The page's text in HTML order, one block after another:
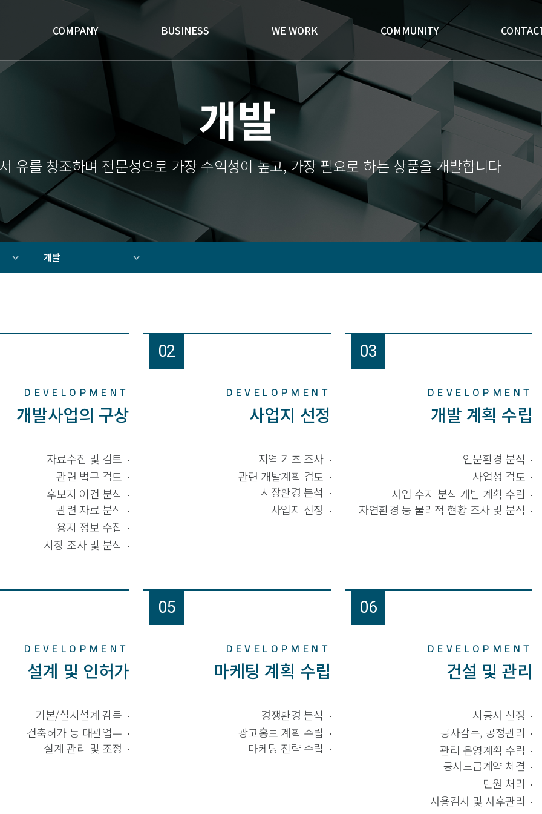
COMPANY BUSINESS WE WORK COMMUNITY
개발
유를 창조하며 전문성으로 가장 수익성이 높고, 가장 필요로 하는 상품을 개발합니다
개발
DEVELOPMENT
개발사업의 구상
자료수집 및 검토
관련 법규 검토
후보지 여건 분석
관련 자료 분석
용지 정보 수집
시장 조사 및 분석
02
DEVELOPMENT
사업지 선정
지역 기초 조사
관련 개발계획 검토
시장환경 분석
사업지 선정
03
DEVELOPMENT
개발 계획 수립
인문환경 분석
사업성 검토
사업 수지 분석 개발 계획 수립
자연환경 등 물리적 현황 조사 및 분석
DEVELOPMENT
설계 및 인허가
기본/실시설계 감독
건축허가 등 대관업무
설계 관리 및 조정
05
DEVELOPMENT
마케팅 계획 수립
경쟁환경 분석
광고홍보 계획 수립
마케팅 전략 수립
06
DEVELOPMENT
건설 및 관리
시공사 선정
공사감독, 공정관리
관리 운영계획 수립
공사도급계약 체결
민원 처리
사용검사 및 사후관리